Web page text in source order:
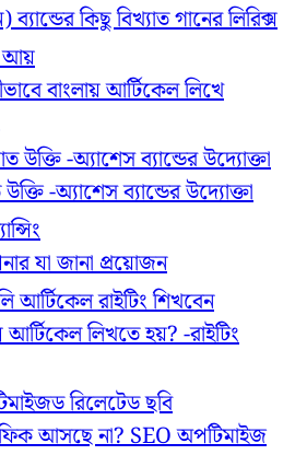
কিছু বিখ্যাত গানের লিরিক্স
বাংলায় আর্টিকেল লিখে
-অ্যাশেস ব্যান্ডের উদ্যোক্তা
যা জানা প্রয়োজন
লিখতে হয়? -রাইটিং
আসছে না? ‍SEO অপটিমাইজ